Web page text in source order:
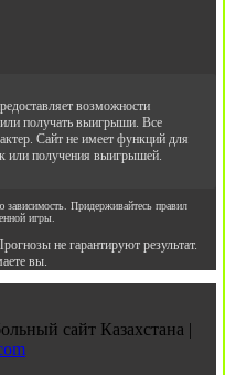
возможности
или получать выигрыши. Все
Сайт не имеет функций для
или получения выигрышей.
Придерживайтесь правил
игры.
не гарантируют результат.
вы.
сайт Казахстана |